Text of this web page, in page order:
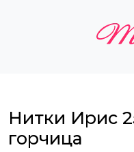
Нитки Ирис
горчица